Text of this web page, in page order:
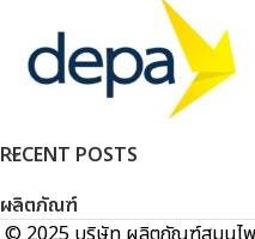
RECENT POSTS
ผลิตภัณฑ์